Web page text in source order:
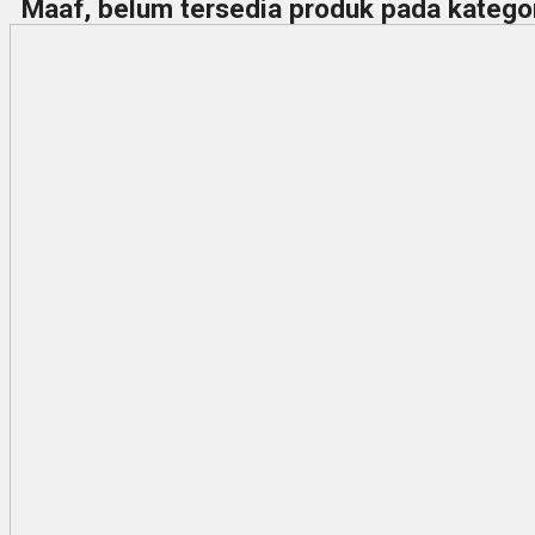
Maaf, belum tersedia produk pada